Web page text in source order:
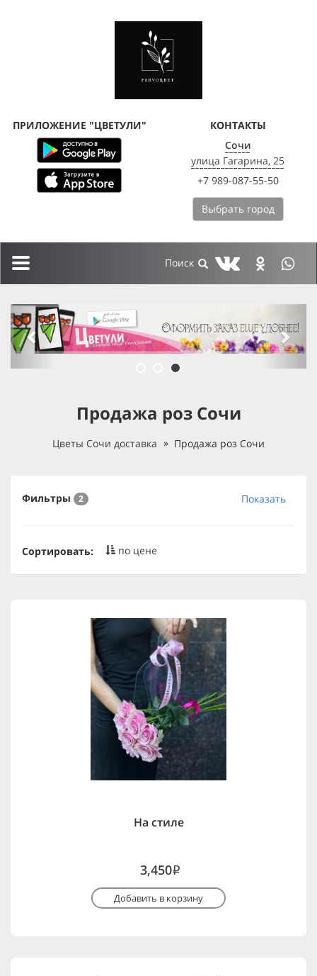
ПРИЛОЖЕНИЕ "ЦВЕТУЛИ"
КОНТАКТЫ
Сочи
улица Гагарина, 25
+7 989-087-55-50
Выбрать город
Toggle
previous
Продажа роз Сочи
Цветы Сочи доставка Продажа роз Сочи
Фильтры 2 Показать
Сортировать: по цене
На стиле
3,450i
Добавить в корзину